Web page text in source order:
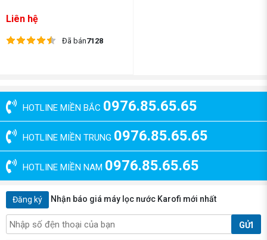
Liên hệ
Đã bán7128
HOTLINE MIỀN BẮC 0976.85.65.65
HOTLINE MIỀN TRUNG 0976.85.65.65
HOTLINE MIỀN NAM 0976.85.65.65
Đăng ký Nhận báo giá máy lọc nước Karofi mới nhất
GỬI